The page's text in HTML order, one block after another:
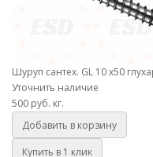
Шуруп сантех. GL 10 х50
Уточнить наличие
500 руб. кг.
Добавить в корзину
Купить в 1 клик